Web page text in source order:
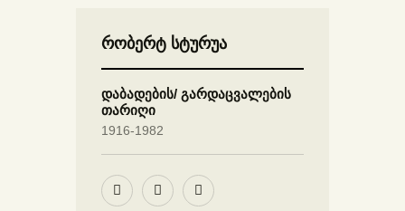
რობერტ სტურუა
დაბადების/ გარდაცვალების
თარიღი
1916-1982